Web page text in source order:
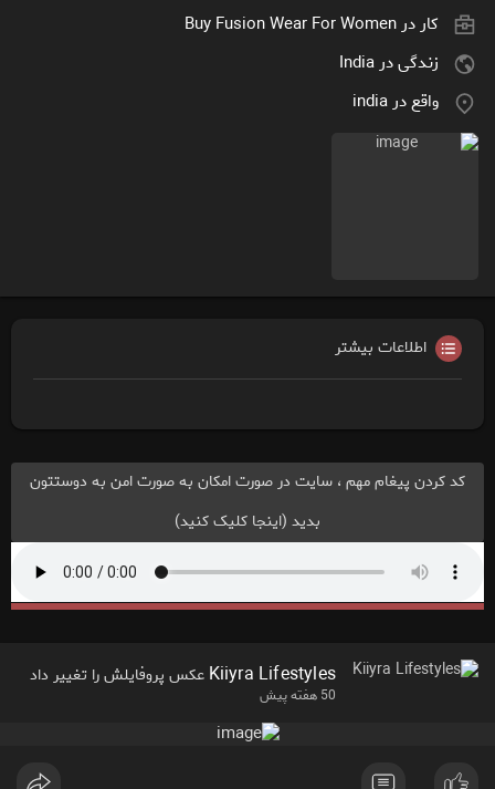
کار درBuy Fusion Wear For Women
زندگی در India
واقع در india
اطلاعات بیشتر
کد کردن پیغام مهم ، سایت در صورت امکان به صورت امن به دوستتون
بدید (اینجا کلیک کنید)
Kiiyra Lifestyles عکس پروفایلش را تغییر داد
50 هفته پیش